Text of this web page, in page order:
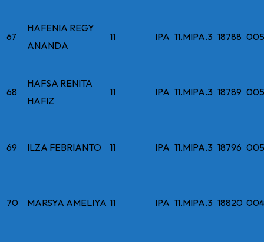
67
HAFENIA REGY
ANANDA
11 IPA 11.MIPA.3 18788
68
HAFSA RENITA
HAFIZ
11 IPA 11.MIPA.3 18789
69 ILZA FEBRIANTO 11 IPA 11.MIPA.3 18796
70 MARSYA AMELIYA 11 IPA 11.MIPA.3 18820